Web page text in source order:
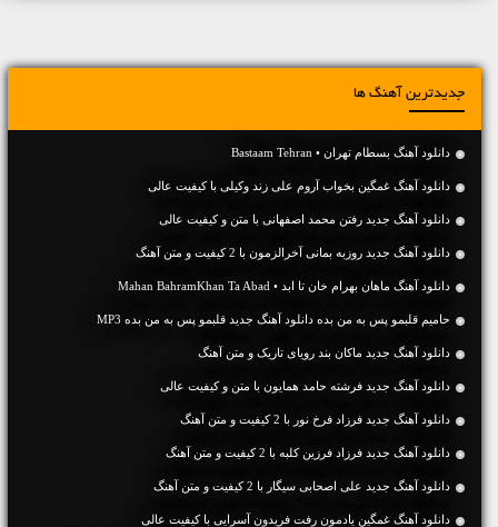
جدیدترین آهنگ ها
دانلود آهنگ بسطام تهران • Bastaam Tehran
دانلود آهنگ غمگین بخواب آروم علی زند وکیلی با کیفیت عالی
دانلود آهنگ جديد رفتن محمد اصفهانی با متن و کیفیت عالی
دانلود آهنگ جديد روزبه بمانی آخرالزمون با 2 کیفیت و متن آهنگ
دانلود آهنگ ماهان بهرام خان تا ابد • Mahan BahramKhan Ta Abad
حامیم قلبمو پس به من بده دانلود آهنگ جدید قلبمو پس به من بده MP3
دانلود آهنگ جديد ماکان بند رویای تاریک و متن آهنگ
دانلود آهنگ جديد فرشته حامد همایون با متن و کیفیت عالی
دانلود آهنگ جديد فرزاد فرخ نور با 2 کیفیت و متن آهنگ
دانلود آهنگ جديد فرزاد فرزین کلبه با 2 کیفیت و متن آهنگ
دانلود آهنگ جديد علی اصحابی سیگار با 2 کیفیت و متن آهنگ
دانلود آهنگ غمگین یادمون رفت فریدون آسرایی با کیفیت عالی